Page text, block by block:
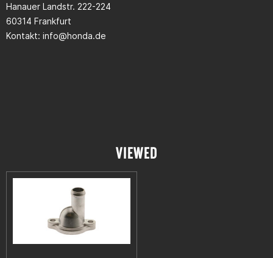
Hanauer Landstr. 222-224
60314 Frankfurt
Kontakt: info@honda.de
VIEWED